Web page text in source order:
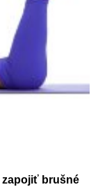
zapojiť brušné